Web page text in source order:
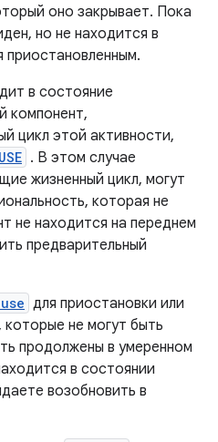
оно закрывает. Пока
но не находится в
в состояние
компонент,
цикл этой активности,
. В этом случае
жизненный цикл, могут
которая не
не находится на переднем
предварительный
для приостановки или
не могут быть
продолжены в умеренном
в состоянии
возобновить в